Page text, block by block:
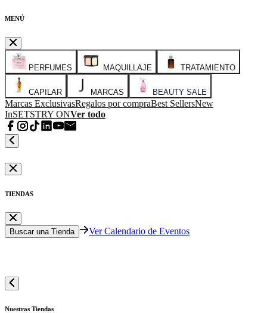
MENÚ
PERFUMES MAQUILLAJE TRATAMIENTO
CAPILAR MARCAS BEAUTY SALE
Marcas ExclusivasRegalos por compraBest SellersNew
InSETSTRY ONVer todo
TIENDAS
Buscar una Tienda Ver Calendario de Eventos
Nuestras Tiendas